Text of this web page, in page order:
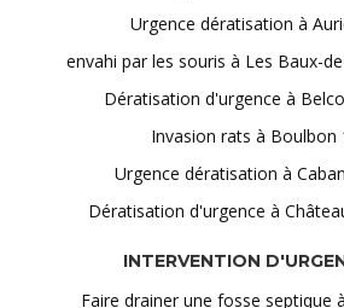
Urgence dératisation à
envahi par les souris à Les Baux-
Dératisation d'urgence à
Invasion rats à Boulbon
Urgence dératisation à
Dératisation d'urgence à
INTERVENTION
Faire drainer une fosse septique